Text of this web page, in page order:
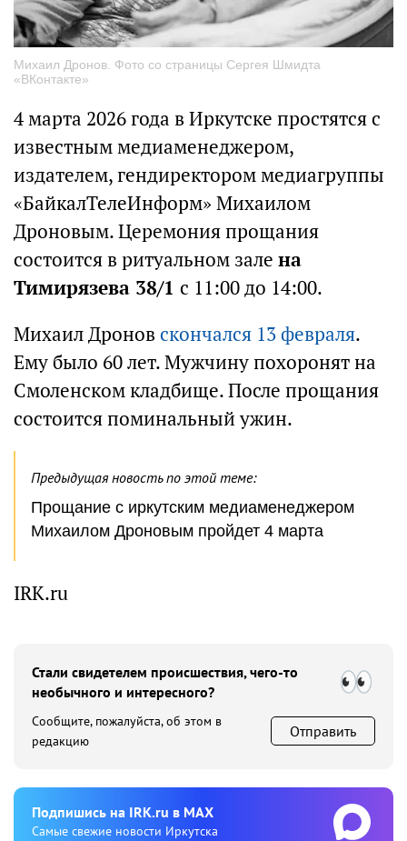
Михаил Дронов. Фото со страницы Сергея Шмидта
«ВКонтакте»
4 марта 2026 года в Иркутске простятся с
известным медиаменеджером,
издателем, гендиректором медиагруппы
«БайкалТелеИнформ» Михаилом
Дроновым. Церемония прощания
состоится в ритуальном зале на
Тимирязева 38/1 с 11:00 до 14:00.
Михаил Дронов скончался 13 февраля.
Ему было 60 лет. Мужчину похоронят на
Смоленском кладбище. После прощания
состоится поминальный ужин.
Предыдущая новость по этой теме:
Прощание с иркутским медиаменеджером
Михаилом Дроновым пройдет 4 марта
IRK.ru
Стали свидетелем происшествия, чего-то
необычного и интересного?
Сообщите, пожалуйста, об этом в
редакцию
Отправить
Подпишиcь на IRK.ru в MAX
Cамые свежие новости Иркутска